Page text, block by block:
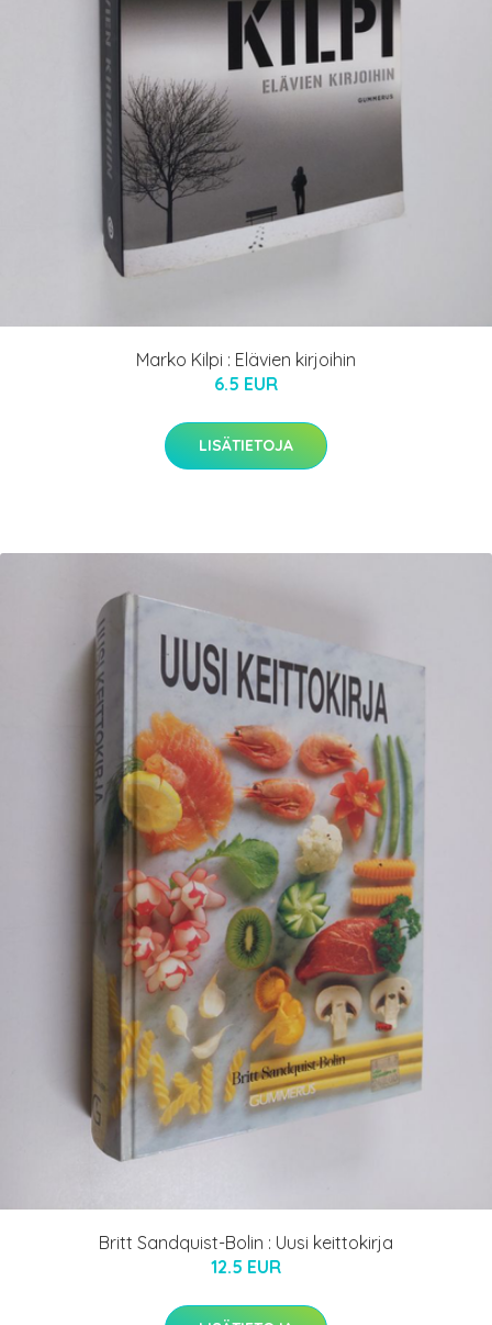
Marko Kilpi : Elävien kirjoihin
6.5 EUR
LISÄTIETOJA
Britt Sandquist-Bolin : Uusi keittokirja
12.5 EUR